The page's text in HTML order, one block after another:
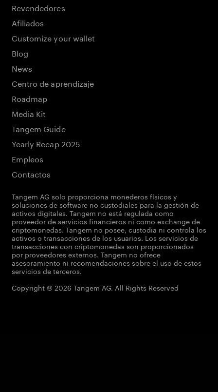
Revendedores
Afiliados
Customize your wallet
Blog
News
Centro de aprendizaje
Roadmap
Media Kit
Tangem Guide
Yearly Recap 2025
Empleos
Contactos
Tangem AG solo proporciona monederos físicos y
soluciones de software no custodiales para la gestión de
activos digitales. Tangem no está regulada como
proveedor de servicios financieros ni como exchange de
criptomonedas. Tangem no posee, custodia ni controla los
activos o transacciones de los usuarios. Los servicios de
transacciones con criptomonedas son proporcionados
por proveedores externos. Tangem no ofrece
asesoramiento ni recomendaciones sobre el uso de estos
servicios de terceros.